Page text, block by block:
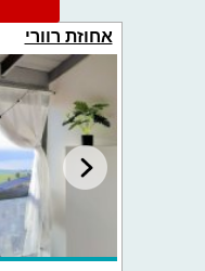
אחוזת רוורי